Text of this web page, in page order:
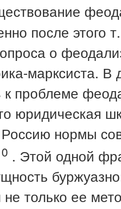
после этого
о
марксиста. В
проблеме
юридическая
нормы
. Этой одной
только ее